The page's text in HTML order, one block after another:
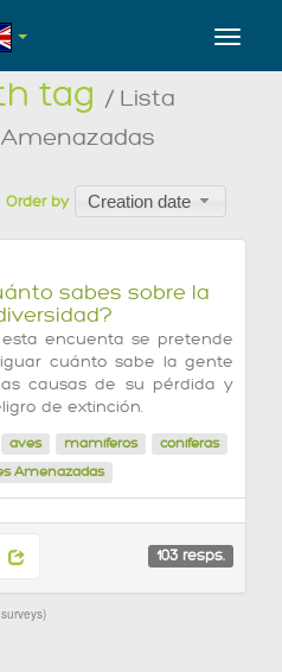
tag / Lista
Amenazadas
Order by Creation date
sabes sobre la
esta encuenta se pretende
cuánto sabe la gente
causas de su pérdida y
de extinción.
aves mamíferos
coníferas
Amenazadas
103 resps.